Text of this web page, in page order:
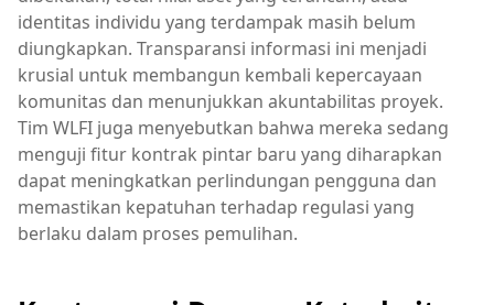
identitas individu yang terdampak masih belum
diungkapkan. Transparansi informasi ini menjadi
krusial untuk membangun kembali kepercayaan
komunitas dan menunjukkan akuntabilitas proyek.
Tim WLFI juga menyebutkan bahwa mereka sedang
menguji fitur kontrak pintar baru yang diharapkan
dapat meningkatkan perlindungan pengguna dan
memastikan kepatuhan terhadap regulasi yang
berlaku dalam proses pemulihan.